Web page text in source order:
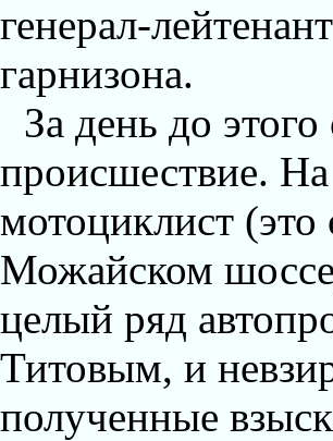
генерал-
гарнизона.
За день до
происшествие.
мотоциклист
Можайском
целый ряд
Титовым, и
полученные